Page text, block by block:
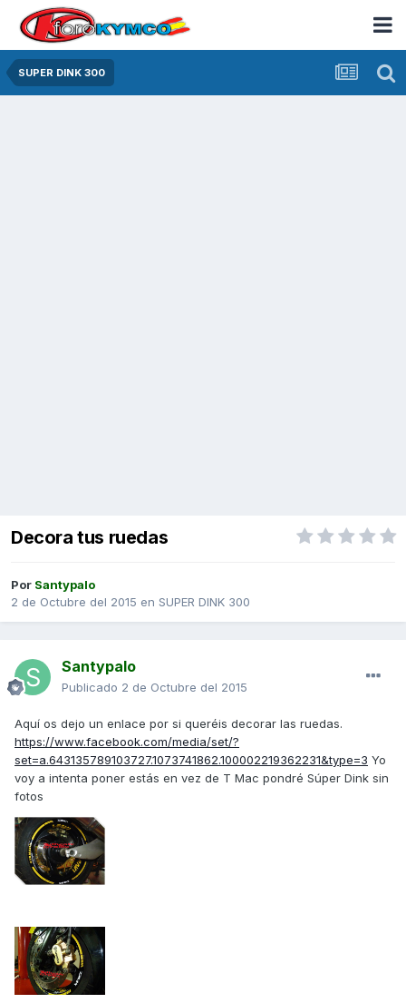
SUPER DINK 300
Decora tus ruedas
Por Santypalo
2 de Octubre del 2015 en SUPER DINK 300
Santypalo
Publicado 2 de Octubre del 2015
Aquí os dejo un enlace por si queréis decorar las ruedas.
https://www.facebook.com/media/set/?
set=a.643135789103727.1073741862.100002219362231&type=3 Yo
voy a intenta poner estás en vez de T Mac pondré Súper Dink sin
fotos